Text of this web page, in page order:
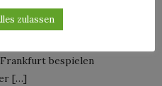
die Queen of
weltweit erste
bespielen
[…]
zulassen